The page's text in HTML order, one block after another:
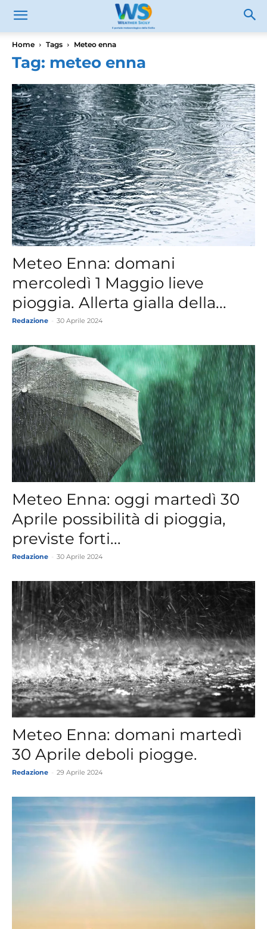
Home Tags Meteo enna
Tag: meteo enna
Meteo Enna: domani
mercoledì 1 Maggio lieve
pioggia. Allerta gialla della...
Redazione 30 Aprile 2024
Meteo Enna: oggi martedì 30
Aprile possibilità di pioggia,
previste forti...
Redazione 30 Aprile 2024
Meteo Enna: domani martedì
30 Aprile deboli piogge.
Redazione 29 Aprile 2024